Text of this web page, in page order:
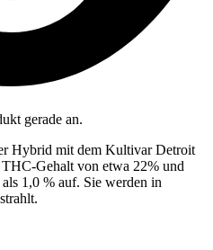
gerade an.
Hybrid mit dem Kultivar Detroit
Gehalt von etwa 22% und
1,0 % auf. Sie werden in